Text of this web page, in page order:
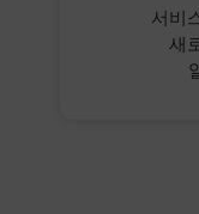
서비
새